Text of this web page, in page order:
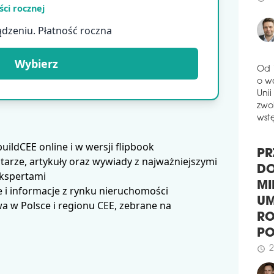
rocznej
Płatność roczna
Wybierz
online i w wersji flipbook
artykuły oraz wywiady z najważniejszymi
i informacje z rynku nieruchomości
w Polsce i regionu CEE, zebrane na
na
schedule
schedule
Od
o
schedule